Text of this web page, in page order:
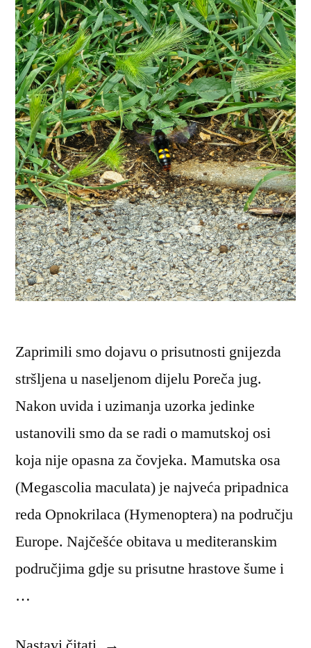
Zaprimili smo dojavu o prisutnosti gnijezda
stršljena u naseljenom dijelu Poreča jug.
Nakon uvida i uzimanja uzorka jedinke
ustanovili smo da se radi o mamutskoj osi
koja nije opasna za čovjeka. Mamutska osa
(Megascolia maculata) je najveća pripadnica
reda Opnokrilaca (Hymenoptera) na području
Europe. Najčešće obitava u mediteranskim
područjima gdje su prisutne hrastove šume i
…